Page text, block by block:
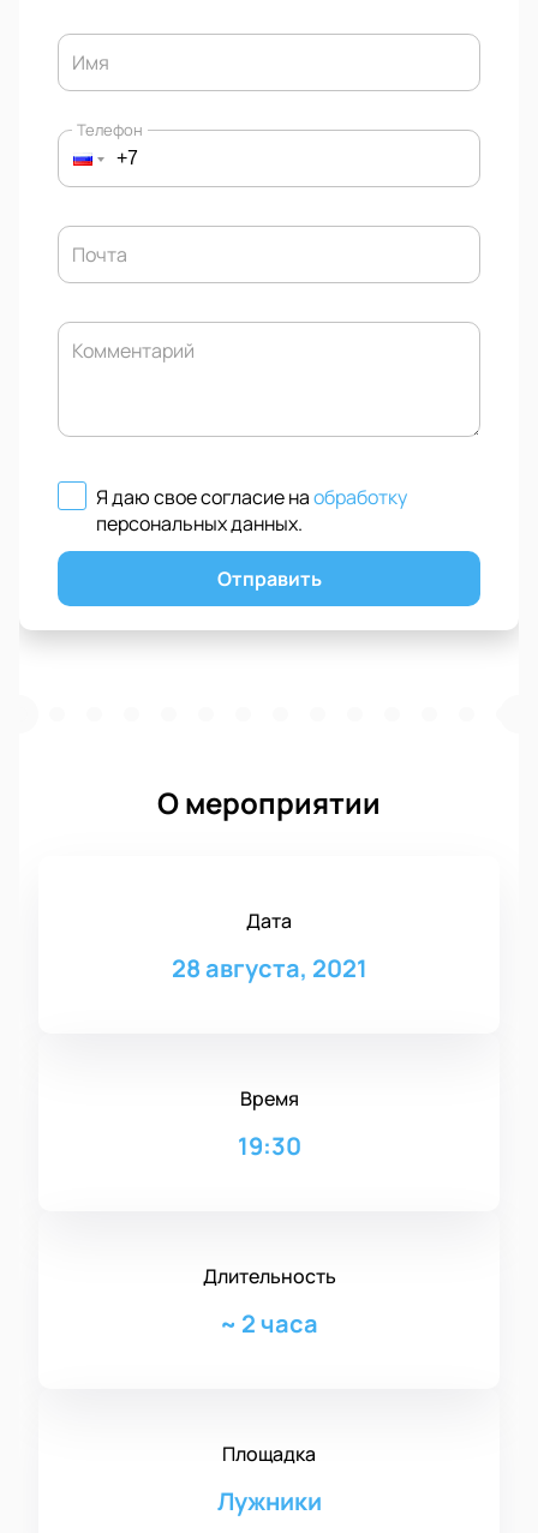
Имя
Телефон
Почта
Комментарий
Я даю свое согласие наобработку
персональных данных.
Отправить
О мероприятии
Дата
28 августа, 2021
Время
19:30
Длительность
~ 2 часа
Площадка
Лужники